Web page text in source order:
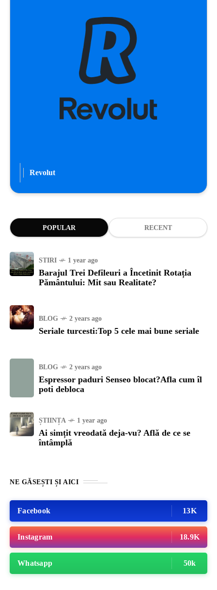
Revolut
POPULAR RECENT
STIRI 1 year ago
Barajul Trei Defileuri a Încetinit Rotația
Pământului: Mit sau Realitate?
BLOG 2 years ago
Seriale turcesti:Top 5 cele mai bune seriale
BLOG 2 years ago
Espressor paduri Senseo blocat?Afla cum îl
poti debloca
ȘTIINȚA 1 year ago
Ai simțit vreodată deja-vu? Află de ce se
întâmplă
NE GĂSEȘTI ȘI AICI
Facebook 13K
Instagram 18.9K
Whatsapp 50k